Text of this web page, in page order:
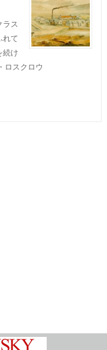
ラス
れて
続け
ロスクロウ